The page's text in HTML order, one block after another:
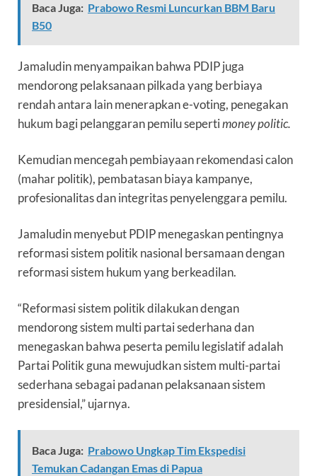
Baca Juga: Prabowo Resmi Luncurkan BBM Baru
B50
Jamaludin menyampaikan bahwa PDIP juga
mendorong pelaksanaan pilkada yang berbiaya
rendah antara lain menerapkan e-voting, penegakan
hukum bagi pelanggaran pemilu sepertimoney politic.
Kemudian mencegah pembiayaan rekomendasi calon
(mahar politik), pembatasan biaya kampanye,
profesionalitas dan integritas penyelenggara pemilu.
Jamaludin menyebut PDIP menegaskan pentingnya
reformasi sistem politik nasional bersamaan dengan
reformasi sistem hukum yang berkeadilan.
“Reformasi sistem politik dilakukan dengan
mendorong sistem multi partai sederhana dan
menegaskan bahwa peserta pemilu legislatif adalah
Partai Politik guna mewujudkan sistem multi-partai
sederhana sebagai padanan pelaksanaan sistem
presidensial,” ujarnya.
Baca Juga: Prabowo Ungkap Tim Ekspedisi
Temukan Cadangan Emas di Papua